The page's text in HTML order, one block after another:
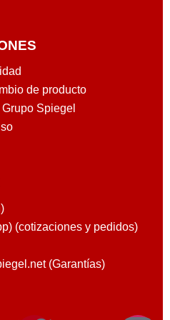
de producto
Spiegel
(cotizaciones y pedidos)
(Garantías)